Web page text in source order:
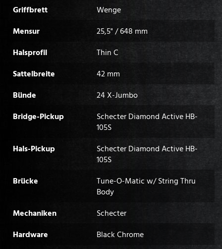
Griffbrett
Wenge
Mensur
25,5" / 648 mm
Halsprofil
Thin C
Sattelbreite
42 mm
Bünde
24 X-Jumbo
Bridge-Pickup
Schecter Diamond Active HB-
105S
Hals-Pickup
Schecter Diamond Active HB-
105S
Brücke
Tune-O-Matic w/ String Thru
Body
Mechaniken
Schecter
Hardware
Black Chrome